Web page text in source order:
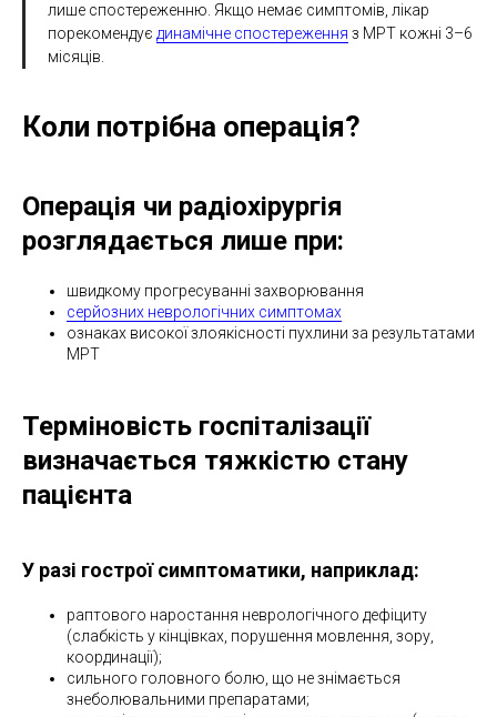
лише спостереженню. Якщо немає симптомів, лікар
порекомендує динамічне спостереження з МРТ кожні 3–6
місяців.
Коли потрібна операція?
Операція чи радіохірургія
розглядається лише при:
швидкому прогресуванні захворювання
серйозних неврологічних симптомах
ознаках високої злоякісності пухлини за результатами
МРТ
Терміновість госпіталізації
визначається тяжкістю стану
пацієнта
У разі гострої симптоматики, наприклад:
раптового наростання неврологічного дефіциту
(слабкість у кінцівках, порушення мовлення, зору,
координації);
сильного головного болю, що не знімається
знеболювальними препаратами;